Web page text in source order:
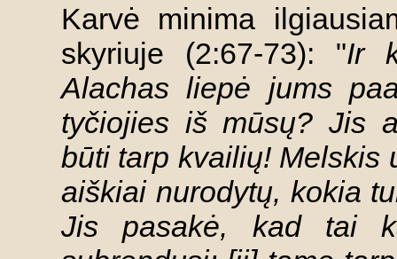
Karvė minima
skyriuje (2:67-73): "Ir
Alachas liepė jums
tyčiojies iš mūsų? Jis
būti tarp kvailių! Melskis
aiškiai nurodytų, kokia
Jis pasakė, kad tai